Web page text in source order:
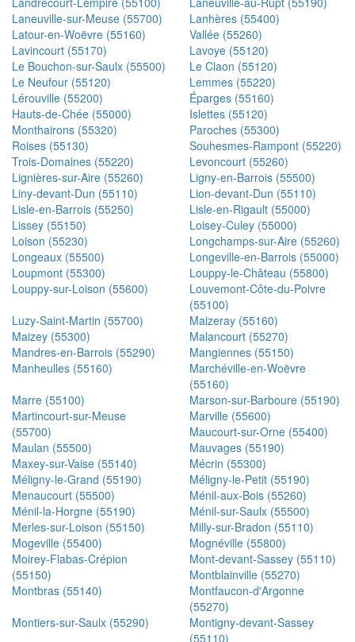
Laneuville-sur-Meuse (55700)
Lanhères (55400)
Latour-en-Woëvre (55160)
Vallée (55260)
Lavincourt (55170)
Lavoye (55120)
Le Bouchon-sur-Saulx (55500)
Le Claon (55120)
Le Neufour (55120)
Lemmes (55220)
Lérouville (55200)
Éparges (55160)
Hauts-de-Chée (55000)
Islettes (55120)
Monthairons (55320)
Paroches (55300)
Roises (55130)
Souhesmes-Rampont (55220)
Trois-Domaines (55220)
Levoncourt (55260)
Lignières-sur-Aire (55260)
Ligny-en-Barrois (55500)
Liny-devant-Dun (55110)
Lion-devant-Dun (55110)
Lisle-en-Barrois (55250)
Lisle-en-Rigault (55000)
Lissey (55150)
Loisey-Culey (55000)
Loison (55230)
Longchamps-sur-Aire (55260)
Longeaux (55500)
Longeville-en-Barrois (55000)
Loupmont (55300)
Louppy-le-Château (55800)
Louppy-sur-Loison (55600)
Louvemont-Côte-du-Poivre
(55100)
Luzy-Saint-Martin (55700)
Maizeray (55160)
Maizey (55300)
Malancourt (55270)
Mandres-en-Barrois (55290)
Mangiennes (55150)
Manheulles (55160)
Marchéville-en-Woëvre
(55160)
Marre (55100)
Marson-sur-Barboure (55190)
Martincourt-sur-Meuse
(55700)
Marville (55600)
Maucourt-sur-Orne (55400)
Maulan (55500)
Mauvages (55190)
Maxey-sur-Vaise (55140)
Mécrin (55300)
Méligny-le-Grand (55190)
Méligny-le-Petit (55190)
Menaucourt (55500)
Ménil-aux-Bois (55260)
Ménil-la-Horgne (55190)
Ménil-sur-Saulx (55500)
Merles-sur-Loison (55150)
Milly-sur-Bradon (55110)
Mogeville (55400)
Mognéville (55800)
Moirey-Flabas-Crépion
(55150)
Mont-devant-Sassey (55110)
Montblainville (55270)
Montbras (55140)
Montfaucon-d'Argonne
(55270)
Montiers-sur-Saulx (55290)
Montigny-devant-Sassey
(55110)